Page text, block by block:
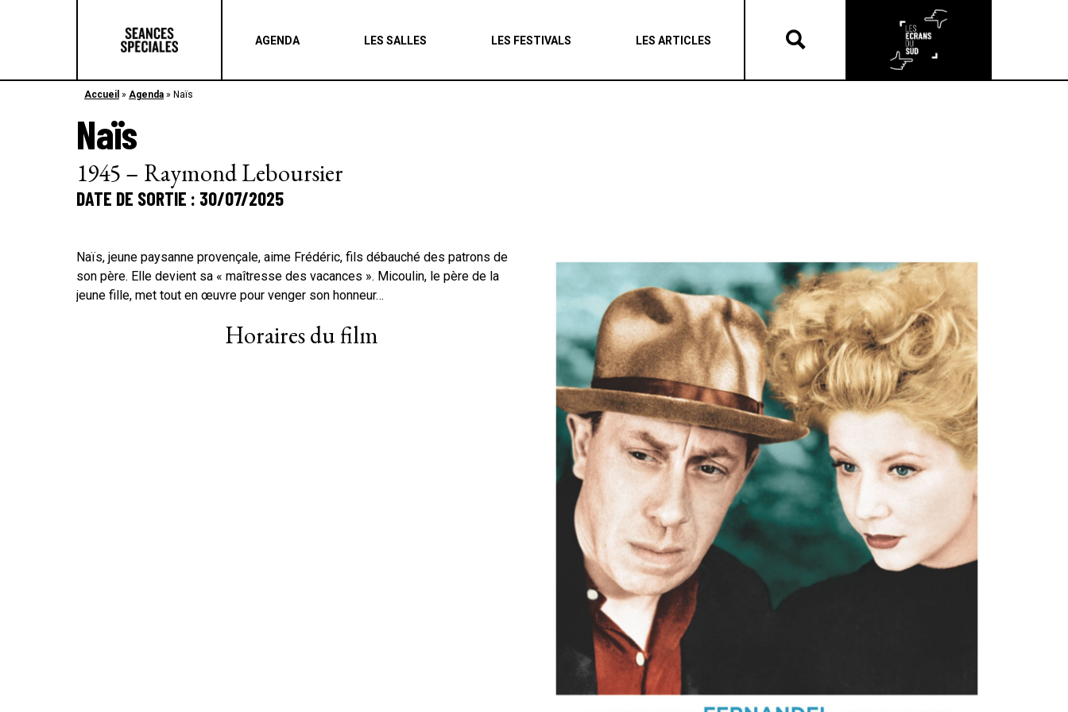
AGENDA LES SALLES LES FESTIVALS LES ARTICLES
Accueil » Agenda » Naïs
Naïs
1945 – Raymond Leboursier
DATE DE SORTIE : 30/07/2025
Naïs, jeune paysanne provençale, aime Frédéric, fils débauché des patrons de
son père. Elle devient sa « maîtresse des vacances ». Micoulin, le père de la
jeune fille, met tout en œuvre pour venger son honneur…
Horaires du film